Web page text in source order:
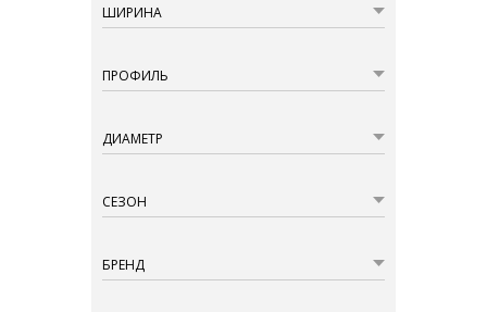
ШИРИНА
ПРОФИЛЬ
ДИАМЕТР
СЕЗОН
БРЕНД